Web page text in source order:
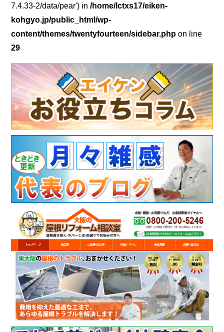
7.4.33-2/data/pear') in/home/lctxs17/eiken-
kohgyo.jp/public_html/wp-
content/themes/twentyfourteen/sidebar.php on line
29